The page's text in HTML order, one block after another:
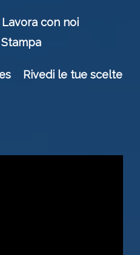
Lavora con noi
Rivedi le tue scelte